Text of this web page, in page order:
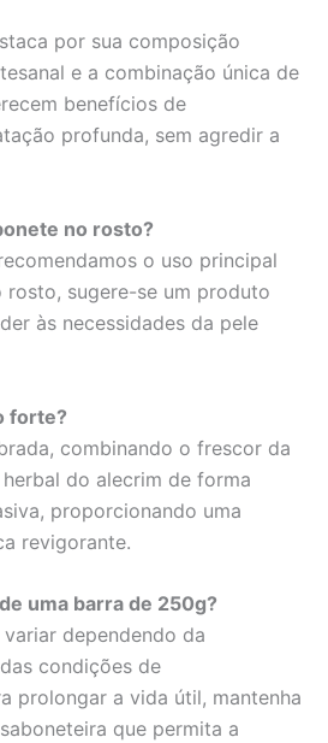
por sua composição
e a combinação única de
benefícios de
profunda, sem agredir a
no rosto?
o uso principal
rosto, sugere-se um produto
às necessidades da pele
forte?
combinando o frescor da
do alecrim de forma
proporcionando uma
revigorante.
uma barra de 250g?
dependendo da
condições de
prolongar a vida útil, mantenha
que permita a